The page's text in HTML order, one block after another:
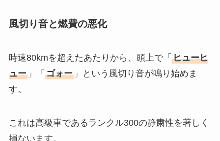
風切り音と燃費の悪化
時速80kmを超えたあたりから、頭上で「 ヒューヒ
ュー」「 ゴォー」という風切り音が鳴り始めま
す。
これは高級車であるランクル300の静粛性を著しく
損ないます。